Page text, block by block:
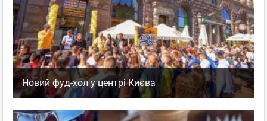
Новий фуд-хол у центрі Києва